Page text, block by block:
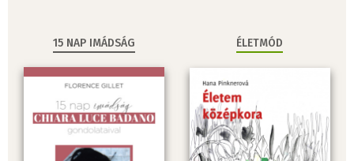
15 NAP IMÁDSÁG ÉLETMÓD